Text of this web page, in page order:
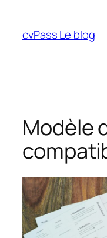
contenu
cvPass Le blog
Modèle